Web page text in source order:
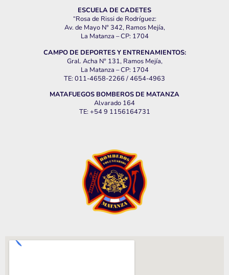
ESCUELA DE CADETES
“Rosa de Rissi de Rodríguez:
Av. de Mayo N° 342, Ramos Mejía,
La Matanza – CP: 1704
CAMPO DE DEPORTES Y ENTRENAMIENTOS:
Gral. Acha N° 131, Ramos Mejía,
La Matanza – CP: 1704
TE: 011-4658-2266 / 4654-4963
MATAFUEGOS BOMBEROS DE MATANZA
Alvarado 164
TE: +54 9 1156164731